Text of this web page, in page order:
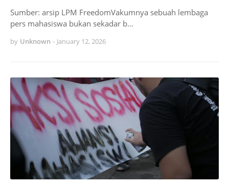
Sumber: arsip LPM FreedomVakumnya sebuah lembaga
pers mahasiswa bukan sekadar b…
by Unknown - January 12, 2026